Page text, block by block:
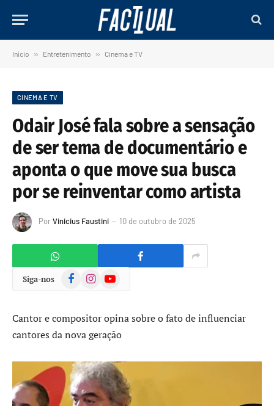
Início » Entretenimento » Cinema e TV
CINEMA E TV
Odair José fala sobre a sensação
de ser tema de documentário e
aponta o que move sua busca
por se reinventar como artista
PorVinicius Faustini 10 de outubro de 2025
Siga-nos FacebookInstagramYouTube
Cantor e compositor opina sobre o fato de influenciar
cantores da nova geração